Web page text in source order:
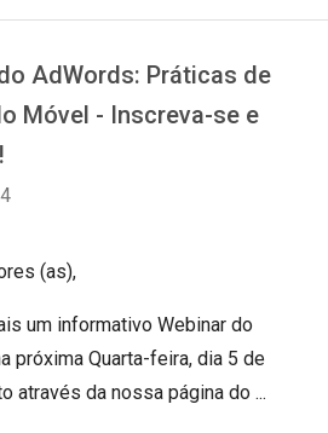
AdWords: Práticas de
Móvel - Inscreva-se e
(as),
um informativo Webinar do
próxima Quarta-feira, dia 5 de
através da nossa página do ...